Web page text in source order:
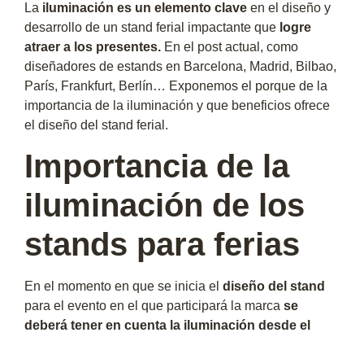
La iluminación es un elemento clave en el diseño y
desarrollo de un stand ferial impactante que logre
atraer a los presentes. En el post actual, como
diseñadores de estands en Barcelona, Madrid, Bilbao,
París, Frankfurt, Berlín… Exponemos el porque de la
importancia de la iluminación y que beneficios ofrece
el diseño del stand ferial.
Importancia de la
iluminación de los
stands para ferias
En el momento en que se inicia el diseño del stand
para el evento en el que participará la marca se
deberá tener en cuenta la iluminación desde el